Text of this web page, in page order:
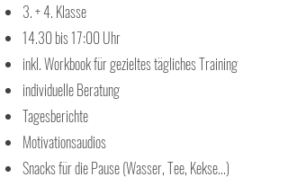
3. + 4. Klasse
14.30 bis 17:00 Uhr
inkl. Workbook für gezieltes tägliches Training
individuelle Beratung
Tagesberichte
Motivationsaudios
Snacks für die Pause (Wasser, Tee, Kekse...)